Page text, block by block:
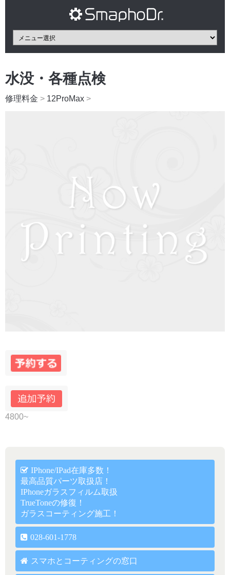
水没・各種点検
修理料金 > 12ProMax >
4800~
IPhone/iPad在庫多数！
最高品質パーツ取扱店！
IPhoneガラスフィルム取扱
TrueToneの修復！
ガラスコーティング施工！
028-601-1778
スマホとコーティングの窓口